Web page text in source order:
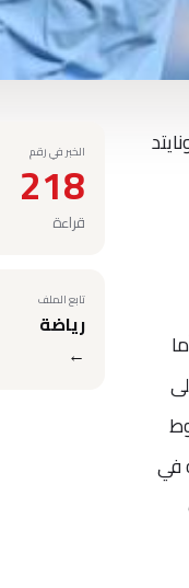
أما
مارسيال (هدفان) في الدقائق 56 و84 و90 على
ليعزز موقعه في
الخبر في رقم
218
قراءة
تابع الملف
رياضة
←